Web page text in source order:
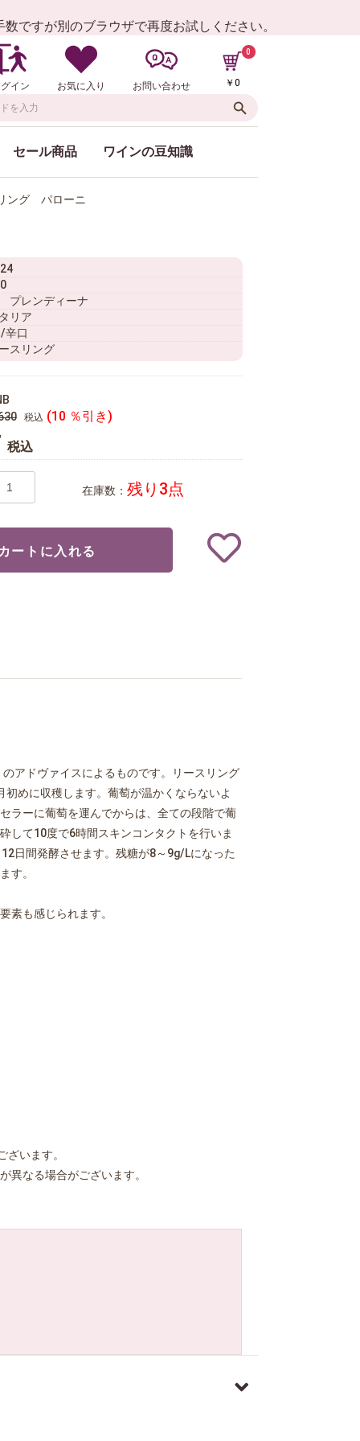
ですが別のブラウザで再度お試しください。
グイン お気に入り お問い合わせ
0
￥0
セール商品 ワインの豆知識
ング パローニ
プレンディーナ
リア
辛口
スリング
税込 (10 ％引き)
税込
在庫数： 残り3点
カートに入れる
アドヴァイスによるものです。リースリング
めに収穫します。葡萄が温かくならないよ
ラーに葡萄を運んでからは、全ての段階で葡
して10度で6時間スキンコンタクトを行いま
日間発酵させます。残糖が8～9g/Lになった
す。
素も感じられます。
います。
異なる場合がございます。